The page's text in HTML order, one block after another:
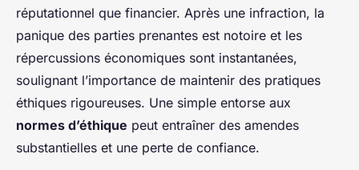
réputationnel que financier. Après une infraction, la
panique des parties prenantes est notoire et les
répercussions économiques sont instantanées,
soulignant l’importance de maintenir des pratiques
éthiques rigoureuses. Une simple entorse aux
normes d’éthique peut entraîner des amendes
substantielles et une perte de confiance.